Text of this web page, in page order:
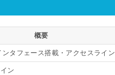
概要
タフェース搭載・アクセスライン
ン